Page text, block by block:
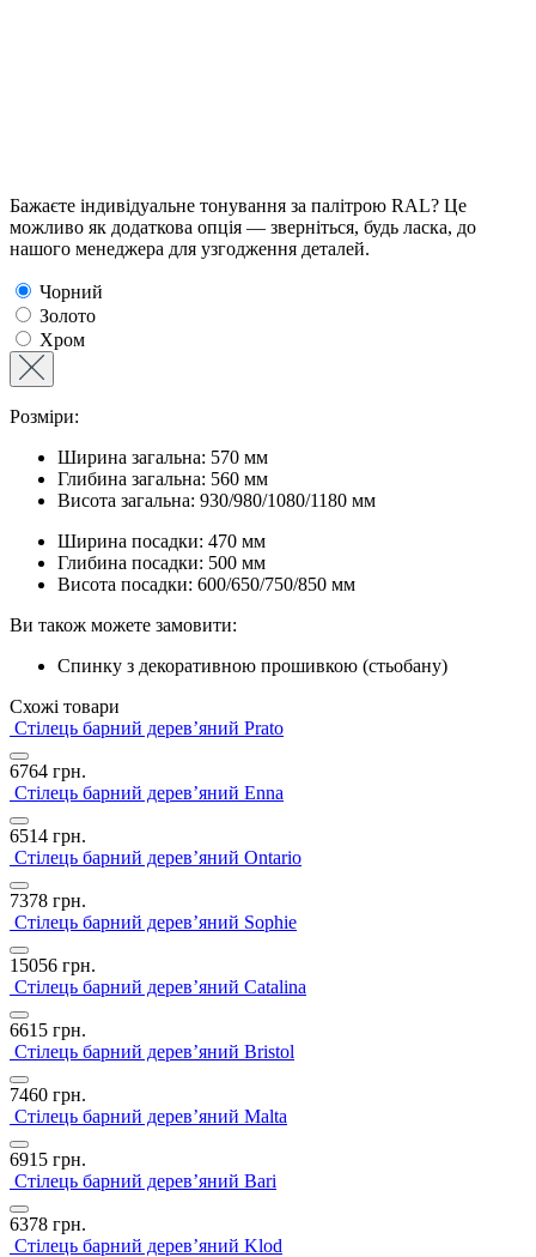
Бажаєте індивідуальне тонування за палітрою RAL? Це
можливо як додаткова опція — зверніться, будь ласка, до
нашого менеджера для узгодження деталей.
Чорний
Золото
Хром
Розміри:
Ширина загальна: 570 мм
Глибина загальна: 560 мм
Висота загальна: 930/980/1080/1180 мм
Ширина посадки: 470 мм
Глибина посадки: 500 мм
Висота посадки: 600/650/750/850 мм
Ви також можете замовити:
Спинку з декоративною прошивкою (стьобану)
Схожі товари
Стілець барний дерев’яний Prato
6764 грн.
Стілець барний дерев’яний Enna
6514 грн.
Стілець барний дерев’яний Ontario
7378 грн.
Стілець барний дерев’яний Sophie
15056 грн.
Стілець барний дерев’яний Catalina
6615 грн.
Стілець барний дерев’яний Bristol
7460 грн.
Стілець барний дерев’яний Malta
6915 грн.
Стілець барний дерев’яний Bari
6378 грн.
Стілець барний дерев’яний Klod